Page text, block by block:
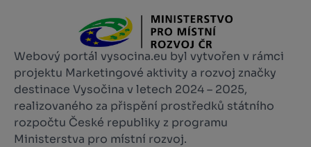
Webový portál vysocina.eu byl vytvořen v rámci
projektu Marketingové aktivity a rozvoj značky
destinace Vysočina v letech 2024 – 2025,
realizovaného za přispění prostředků státního
rozpočtu České republiky z programu
Ministerstva pro místní rozvoj.